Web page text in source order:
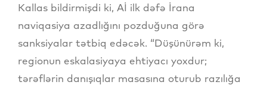
Kallas bildirmişdi ki, Aİ ilk dəfə İrana
naviqasiya azadlığını pozduğuna görə
sanksiyalar tətbiq edəcək. “Düşünürəm ki,
regionun eskalasiyaya ehtiyacı yoxdur;
tərəflərin danışıqlar masasına oturub razılığa